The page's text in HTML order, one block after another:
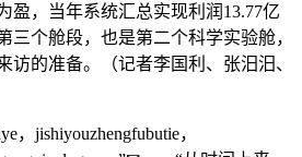
，当年系统汇总实现利润13.77亿
个舱段，也是第二个科学实验舱，
的准备。（记者李国利、张汨汨、
，jishiyouzhengfubutie，